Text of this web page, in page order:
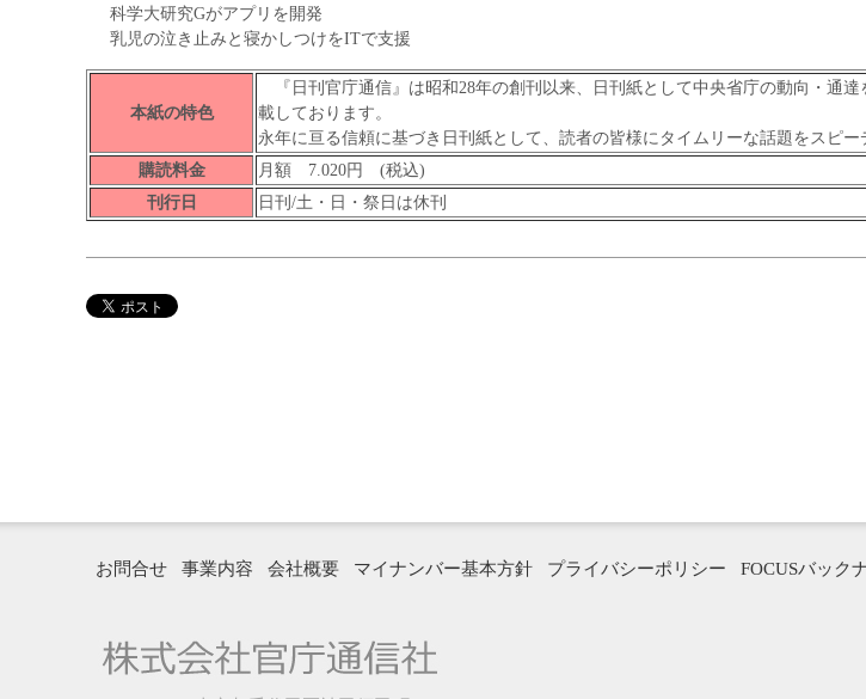
科学大研究Gがアプリを開発
乳児の泣き止みと寝かしつけをITで支援
本紙の特色
『日刊官庁通信』は昭和28年の創刊以来、日刊紙として中央省庁の動向・通
載しております。
永年に亘る信頼に基づき日刊紙として、読者の皆様にタイムリーな話題をスピー
購読料金
月額 7.020円 (税込)
刊行日
日刊/土・日・祭日は休刊
お問合せ 事業内容 会社概要 マイナンバー基本方針 プライバシーポリシー FOCUSバック